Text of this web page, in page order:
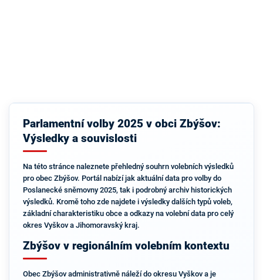
Parlamentní volby 2025 v obci Zbýšov:
Výsledky a souvislosti
Na této stránce naleznete přehledný souhrn volebních výsledků
pro obec Zbýšov. Portál nabízí jak aktuální data pro volby do
Poslanecké sněmovny 2025, tak i podrobný archiv historických
výsledků. Kromě toho zde najdete i výsledky dalších typů voleb,
základní charakteristiku obce a odkazy na volební data pro celý
okres Vyškov a Jihomoravský kraj.
Zbýšov v regionálním volebním kontextu
Obec Zbýšov administrativně náleží do okresu Vyškov a je